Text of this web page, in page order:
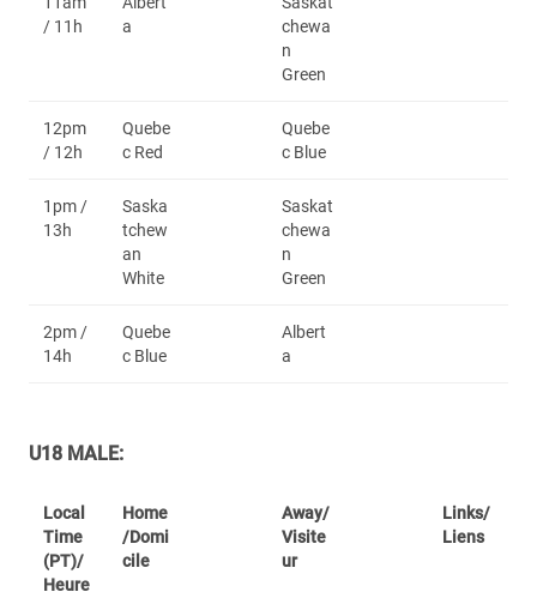
/ 11h
a
chewa
n
Green
12pm
/ 12h
Quebe
c Red
Quebe
c Blue
1pm /
13h
Saska
tchew
an
White
Saskat
chewa
n
Green
2pm /
14h
Quebe
c Blue
Albert
a
U18 MALE:
Local
Time
(PT)/
Heure
Home
/Domi
cile
Away/
Visite
ur
Links/
Liens